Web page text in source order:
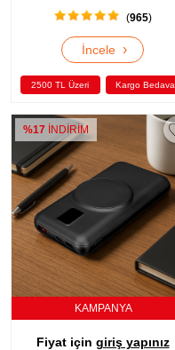
(965)
İncele ›
2500 TL Üzeri Kargo Bedava
%17 İNDİRİM
KAMPANYA
Fiyat için giriş yapınız